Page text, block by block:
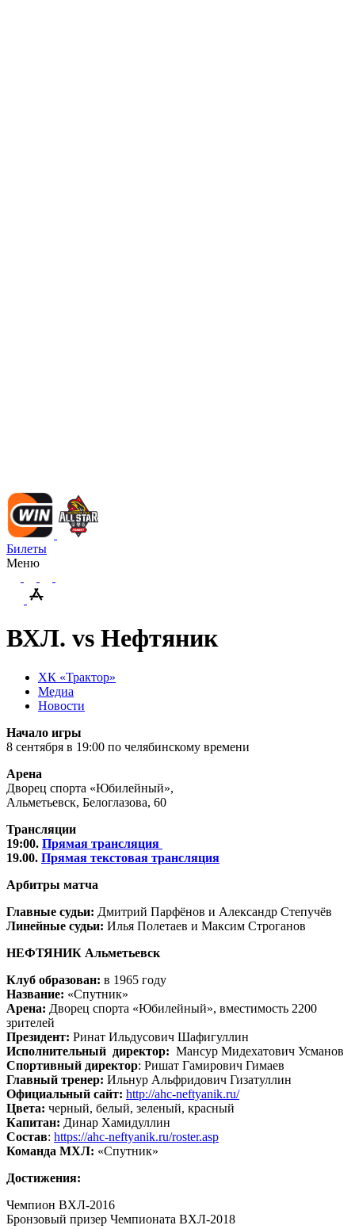
Билеты
Меню
ВХЛ. vs Нефтяник
ХК «Трактор»
Медиа
Новости
Начало игры
8 сентября в 19:00 по челябинскому времени
Арена
Дворец спорта «Юбилейный»,
Альметьевск, Белоглазова, 60
Трансляции
19:00. Прямая трансляция
19.00. Прямая текстовая трансляция
Арбитры матча
Главные судьи: Дмитрий Парфёнов и Александр Степучёв
Линейные судьи: Илья Полетаев и Максим Строганов
НЕФТЯНИК Альметьевск
Клуб образован: в 1965 году
Название: «Спутник»
Арена: Дворец спорта «Юбилейный», вместимость 2200
зрителей
Президент: Ринат Ильдусович Шафигуллин
Исполнительный директор: Мансур Мидехатович Усманов
Спортивный директор: Ришат Гамирович Гимаев
Главный тренер: Ильнур Альфридович Гизатуллин
Официальный сайт: http://ahc-neftyanik.ru/
Цвета: черный, белый, зеленый, красный
Капитан: Динар Хамидуллин
Состав: https://ahc-neftyanik.ru/roster.asp
Команда МХЛ: «Спутник»
Достижения:
Чемпион ВХЛ-2016
Бронзовый призер Чемпионата ВХЛ-2018